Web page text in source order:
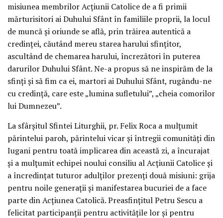
misiunea membrilor Acțiunii Catolice de a fi primii
mărturisitori ai Duhului Sfânt în familiile proprii, la locul
de muncă și oriunde se află, prin trăirea autentică a
credinței, căutând mereu starea harului sfințitor,
ascultând de chemarea harului, încrezători în puterea
darurilor Duhului Sfânt. Ne-a propus să ne inspirăm de la
sfinți și să fim ca ei, martori ai Duhului Sfânt, rugându-ne
cu credință, care este „lumina sufletului”, „cheia comorilor
lui Dumnezeu”.
La sfârșitul Sfintei Liturghii, pr. Felix Roca a mulțumit
părintelui paroh, părintelui vicar și întregii comunități din
Iugani pentru toată implicarea din această zi, a încurajat
și a mulțumit echipei noului consiliu al Acțiunii Catolice și
a încredințat tuturor adulților prezenți două misiuni: grija
pentru noile generații și manifestarea bucuriei de a face
parte din Acțiunea Catolică. Preasfințitul Petru Sescu a
felicitat participanții pentru activitățile lor și pentru